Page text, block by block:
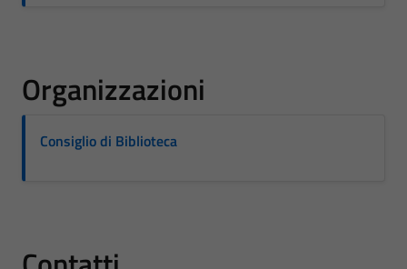
Organizzazioni
Consiglio di Biblioteca